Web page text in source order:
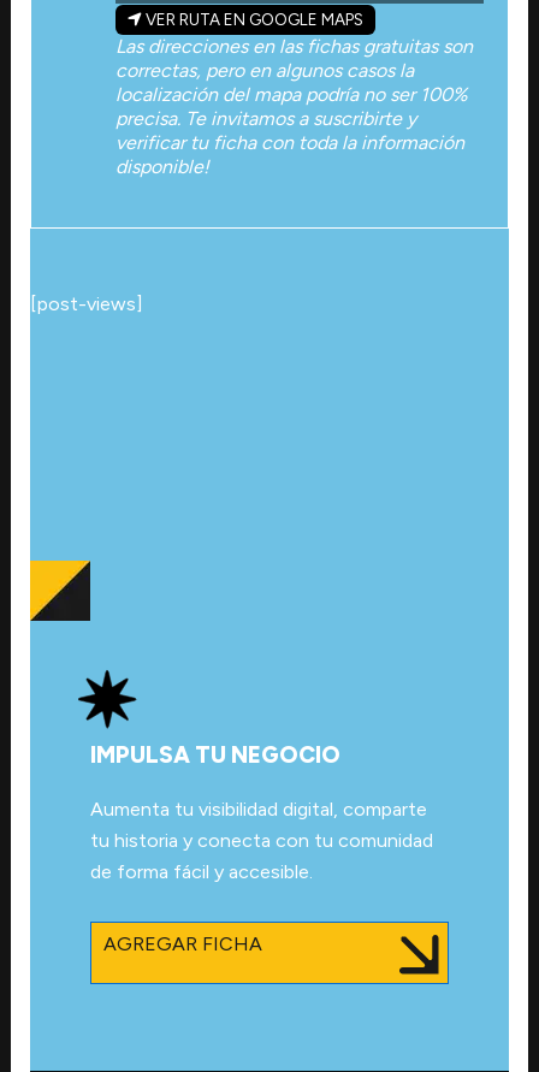
VER RUTA EN GOOGLE MAPS
Las direcciones en las fichas gratuitas son
correctas, pero en algunos casos la
localización del mapa podría no ser 100%
precisa. Te invitamos a suscribirte y
verificar tu ficha con toda la información
disponible!
[post-views]
IMPULSA TU NEGOCIO
Aumenta tu visibilidad digital, comparte
tu historia y conecta con tu comunidad
de forma fácil y accesible.
AGREGAR FICHA